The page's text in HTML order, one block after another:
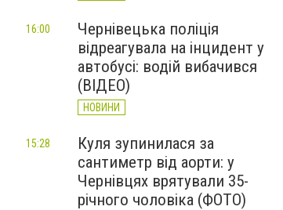
Чернівецька поліція
відреагувала на інцидент у
автобусі: водій вибачився
(ВІДЕО)
НОВИНИ
16:00
Куля зупинилася за
сантиметр від аорти: у
Чернівцях врятували 35-
річного чоловіка (ФОТО)
15:28